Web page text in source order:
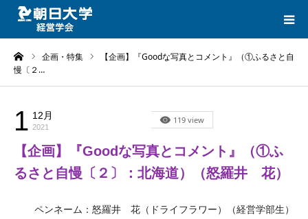
企画・特集
【企画】『Goodな写真とコメント』（①ふるさと自
慢〔２…
1 12月
2021
119 view
【企画】『Goodな写真とコメント』（①ふ
るさと自慢〔２〕：北海道）（怒羅井 花）
ペンネーム：怒羅井 花（ドライフラワー）（経営学部生）
HOME
CONTACT